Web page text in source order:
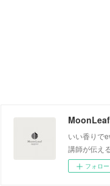
いい香りで
講師が伝え
フォロー